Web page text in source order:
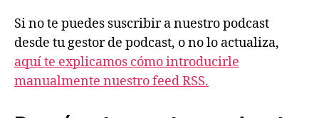
Si no te puedes suscribir a nuestro podcast
desde tu gestor de podcast, o no lo actualiza,
aquí te explicamos cómo introducirle
manualmente nuestro feed RSS.